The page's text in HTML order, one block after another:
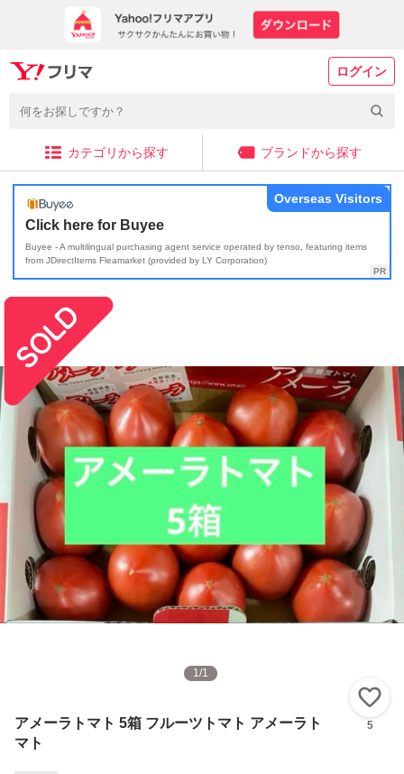
ログイン
カテゴリから探す ブランドから探す
Click here for Buyee
Buyee - A multilingual purchasing agent service operated by tenso, featuring items
from JDirectItems Fleamarket (provided by LY Corporation)
Overseas Visitors
1/1
アメーラトマト 5箱 フルーツトマト アメーラト
マト
5